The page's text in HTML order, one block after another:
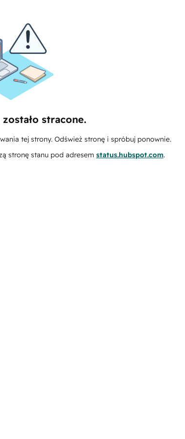
stracone.
tej strony. Odśwież stronę i spróbuj ponownie.
stronę stanu pod adresem status.hubspot.com.